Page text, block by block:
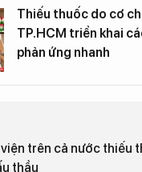
Thiếu thuốc do cơ
TP.HCM triển khai
phản ứng nhanh
trên cả nước thiếu
thầu